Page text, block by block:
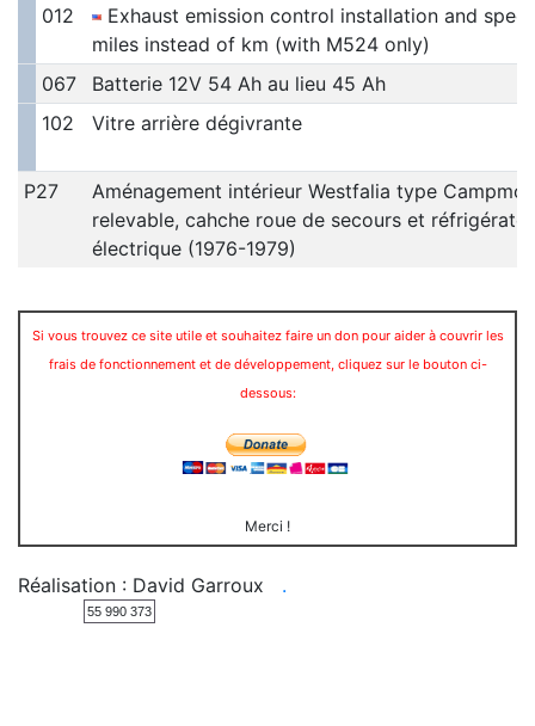
012
Exhaust emission control installation and
miles instead of km (with M524 only)
067
Batterie 12V 54 Ah au lieu 45 Ah
102
Vitre arrière dégivrante
P27
Aménagement intérieur Westfalia type
relevable, cahche roue de secours et
électrique (1976-1979)
Si vous trouvez ce site utile et souhaitez faire un don pour aider à couvrir les
frais de fonctionnement et de développement, cliquez sur le bouton ci-
dessous:
Merci !
Réalisation : David Garroux .
55 990 373